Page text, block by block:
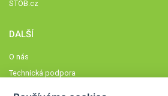
STOB.cz
DALŠÍ
O nás
Technická podpora